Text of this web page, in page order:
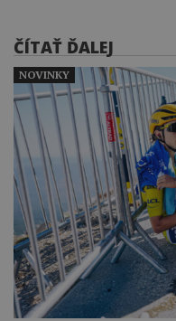
ČÍTAŤ ĎALEJ
NOVINKY